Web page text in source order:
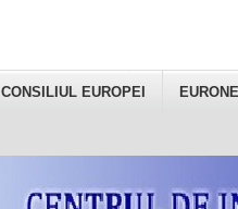
CONSILIUL EUROPEI